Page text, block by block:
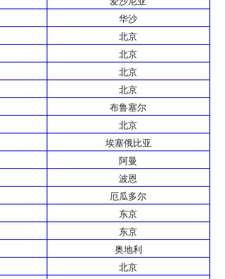
华沙
北京
北京
北京
北京
布鲁塞尔
北京
埃塞俄比亚
阿曼
波恩
厄瓜多尔
东京
东京
奥地利
北京